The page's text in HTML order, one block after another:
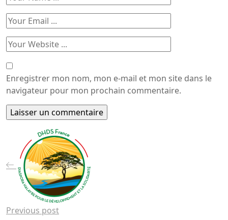
Enregistrer mon nom, mon e-mail et mon site dans le
navigateur pour mon prochain commentaire.
Previous post